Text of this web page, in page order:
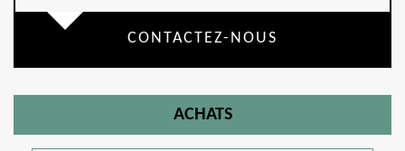
CONTACTEZ-NOUS
ACHATS